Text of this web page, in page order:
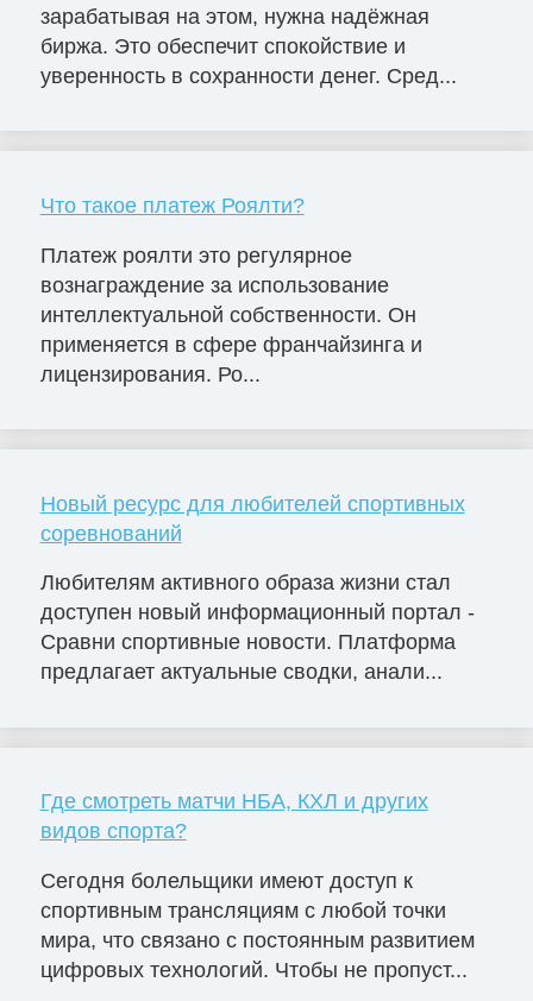
зарабатывая на этом, нужна надёжная
биржа. Это обеспечит спокойствие и
уверенность в сохранности денег. Сред...
Что такое платеж Роялти?
Платеж роялти это регулярное
вознаграждение за использование
интеллектуальной собственности. Он
применяется в сфере франчайзинга и
лицензирования. Ро...
Новый ресурс для любителей спортивных
соревнований
Любителям активного образа жизни стал
доступен новый информационный портал -
Сравни спортивные новости. Платформа
предлагает актуальные сводки, анали...
Где смотреть матчи НБА, КХЛ и других
видов спорта?
Сегодня болельщики имеют доступ к
спортивным трансляциям с любой точки
мира, что связано с постоянным развитием
цифровых технологий. Чтобы не пропуст...